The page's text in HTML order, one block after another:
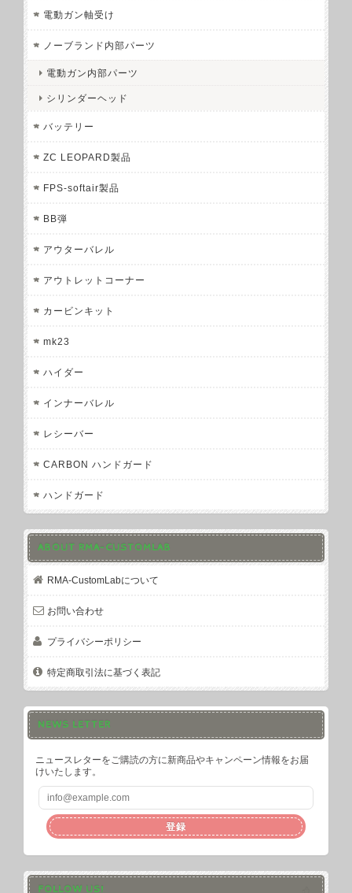
電動ガン軸受け
ノーブランド内部パーツ
電動ガン内部パーツ
シリンダーヘッド
バッテリー
ZC LEOPARD製品
FPS-softair製品
BB弾
アウターバレル
アウトレットコーナー
カービンキット
mk23
ハイダー
インナーバレル
レシーバー
CARBON ハンドガード
ハンドガード
ABOUT RMA-CUSTOMLAB
RMA-CustomLabについて
お問い合わせ
プライバシーポリシー
特定商取引法に基づく表記
NEWS LETTER
ニュースレターをご購読の方に新商品やキャンペーン情報をお届
けいたします。
登録
FOLLOW US!